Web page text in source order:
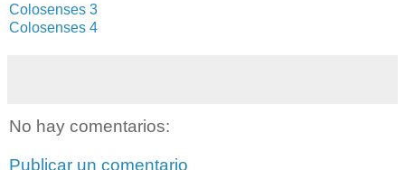
Colosenses 3
Colosenses 4
No hay comentarios:
Publicar un comentario